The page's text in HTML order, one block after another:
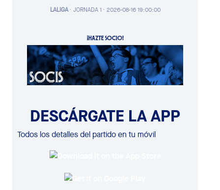
LALIGA· JORNADA 1 · 2026-08-16 19:00:00
¡HAZTE SOCIO!
DESCÁRGATE LA APP
Todos los detalles del partido en tu móvil